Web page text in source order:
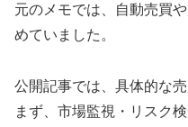
元のメモでは、自動売買
めていました。
公開記事では、具体的な
まず、市場監視・リスク